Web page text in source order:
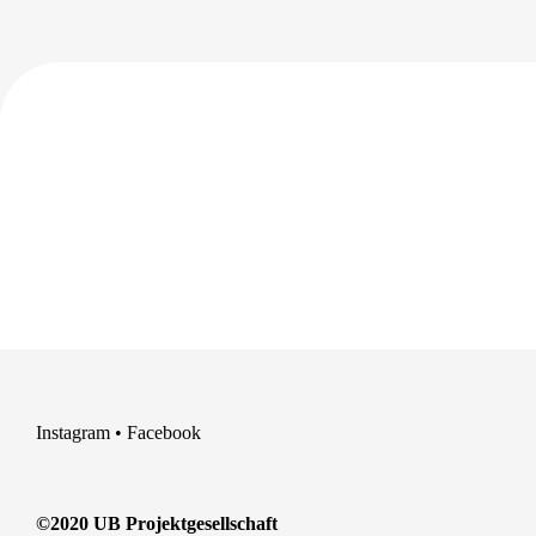
Instagram • Facebook
©2020 UB Projektgesellschaft